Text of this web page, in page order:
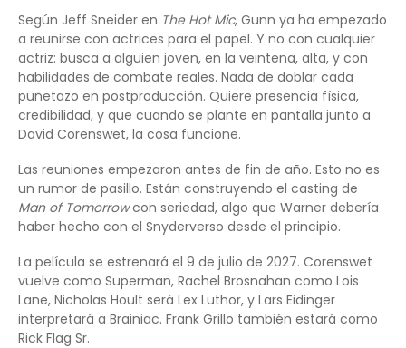
Según Jeff Sneider en The Hot Mic, Gunn ya ha empezado
a reunirse con actrices para el papel. Y no con cualquier
actriz: busca a alguien joven, en la veintena, alta, y con
habilidades de combate reales. Nada de doblar cada
puñetazo en postproducción. Quiere presencia física,
credibilidad, y que cuando se plante en pantalla junto a
David Corenswet, la cosa funcione.
Las reuniones empezaron antes de fin de año. Esto no es
un rumor de pasillo. Están construyendo el casting de
Man of Tomorrowcon seriedad, algo que Warner debería
haber hecho con el Snyderverso desde el principio.
La película se estrenará el 9 de julio de 2027. Corenswet
vuelve como Superman, Rachel Brosnahan como Lois
Lane, Nicholas Hoult será Lex Luthor, y Lars Eidinger
interpretará a Brainiac. Frank Grillo también estará como
Rick Flag Sr.